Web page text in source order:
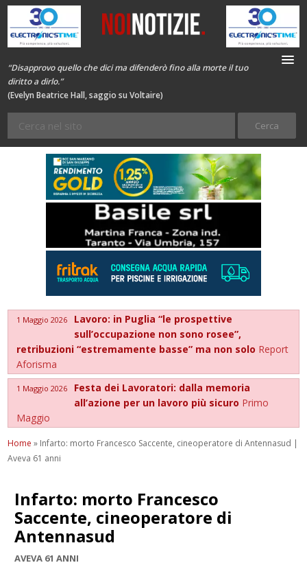
“Disapprovo quello che dici ma difenderò fino alla morte il tuo
diritto a dirlo.”
(Evelyn Beatrice Hall, saggio su Voltaire)
1 Maggio 2026
Lavoro: in Puglia “le prospettive
sull’occupazione non sono rosee”,
retribuzioni “estremamente basse” ma non solo Report
Aforisma
1 Maggio 2026
Festa dei Lavoratori: dalla memoria
all’azione per un lavoro più sicuro Primo
Maggio
Home » Infarto: morto Francesco Saccente, cineoperatore di Antennasud |
Aveva 61 anni
Infarto: morto Francesco
Saccente, cineoperatore di
Antennasud
AVEVA 61 ANNI